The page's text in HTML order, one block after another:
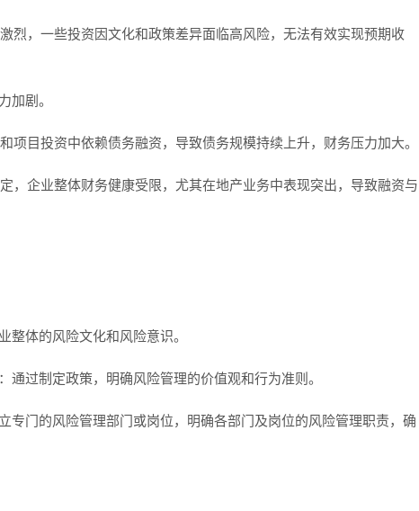
烈，一些投资因文化和政策差异面临高风险，无法有效实现预期收
加剧。
项目投资中依赖债务融资，导致债务规模持续上升，财务压力加大。
，企业整体财务健康受限，尤其在地产业务中表现突出，导致融资与
整体的风险文化和风险意识。
通过制定政策，明确风险管理的价值观和行为准则。
专门的风险管理部门或岗位，明确各部门及岗位的风险管理职责，确